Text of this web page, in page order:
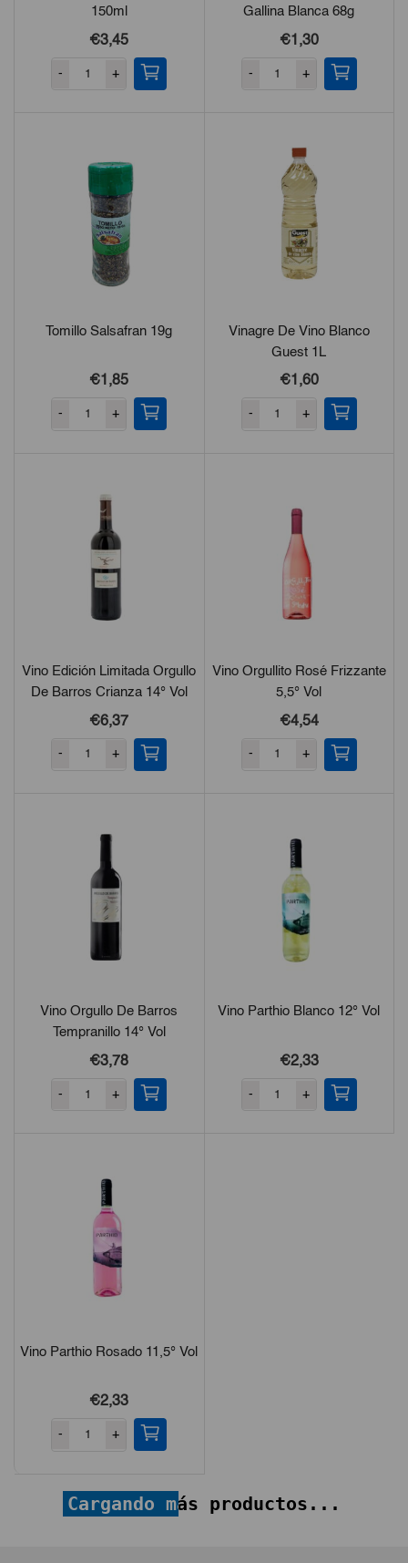
150ml
€3,45
- +
Gallina Blanca 68g
€1,30
- +
Tomillo Salsafran 19g
€1,85
- +
Vinagre De Vino Blanco
Guest 1L
€1,60
- +
Vino Edición Limitada Orgullo
De Barros Crianza 14° Vol
€6,37
- +
Vino Orgullito Rosé Frizzante
5,5° Vol
€4,54
- +
Vino Orgullo De Barros
Tempranillo 14° Vol
€3,78
- +
Vino Parthio Blanco 12° Vol
€2,33
- +
Vino Parthio Rosado 11,5° Vol
€2,33
- +